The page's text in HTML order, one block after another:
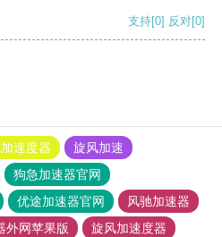
支持[0] 反对[0]
速度器
旋风加速
狗急加速器官网
优途加速器官网
风驰加速器
外网苹果版
旋风加速度器